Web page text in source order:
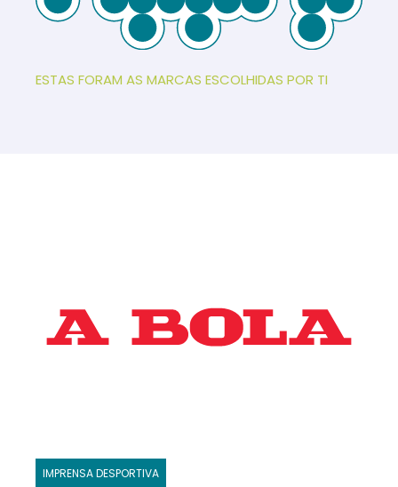
ESTAS FORAM AS MARCAS ESCOLHIDAS POR TI
IMPRENSA DESPORTIVA